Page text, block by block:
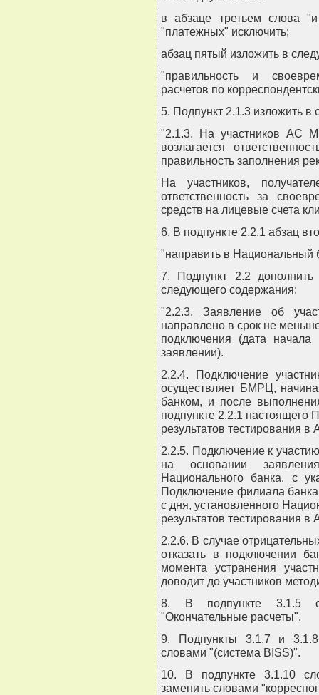
в абзаце третьем слова
"платежных" исключить;
абзац пятый изложить в
"правильность и
расчетов по
5. Подпункт 2.1.3 изложить
"2.1.3. На участников АС
возлагается
правильность заполнения
На участников,
ответственность за
средств на лицевые счета
6. В подпункте 2.2.1 абзац
"направить в Национальный
7. Подпункт 2.2
следующего содержания:
"2.2.3. Заявление об
направлено в срок не
подключения (дата начала
заявлении).
2.2.4. Подключение
осуществляет БМРЦ,
банком, и после
подпункте 2.2.1 настоящего
результатов тестирования
2.2.5. Подключение к
на основании
Национального банка, с
Подключение филиала
с дня, установленного
результатов тестирования
2.2.6. В случае
отказать в подключении
момента устранения
доводит до участников
8. В подпункте 3.1.5
"Окончательные расчеты".
9. Подпункты 3.1.7 и
словами "(система BISS)".
10. В подпункте 3.1.10
заменить словами